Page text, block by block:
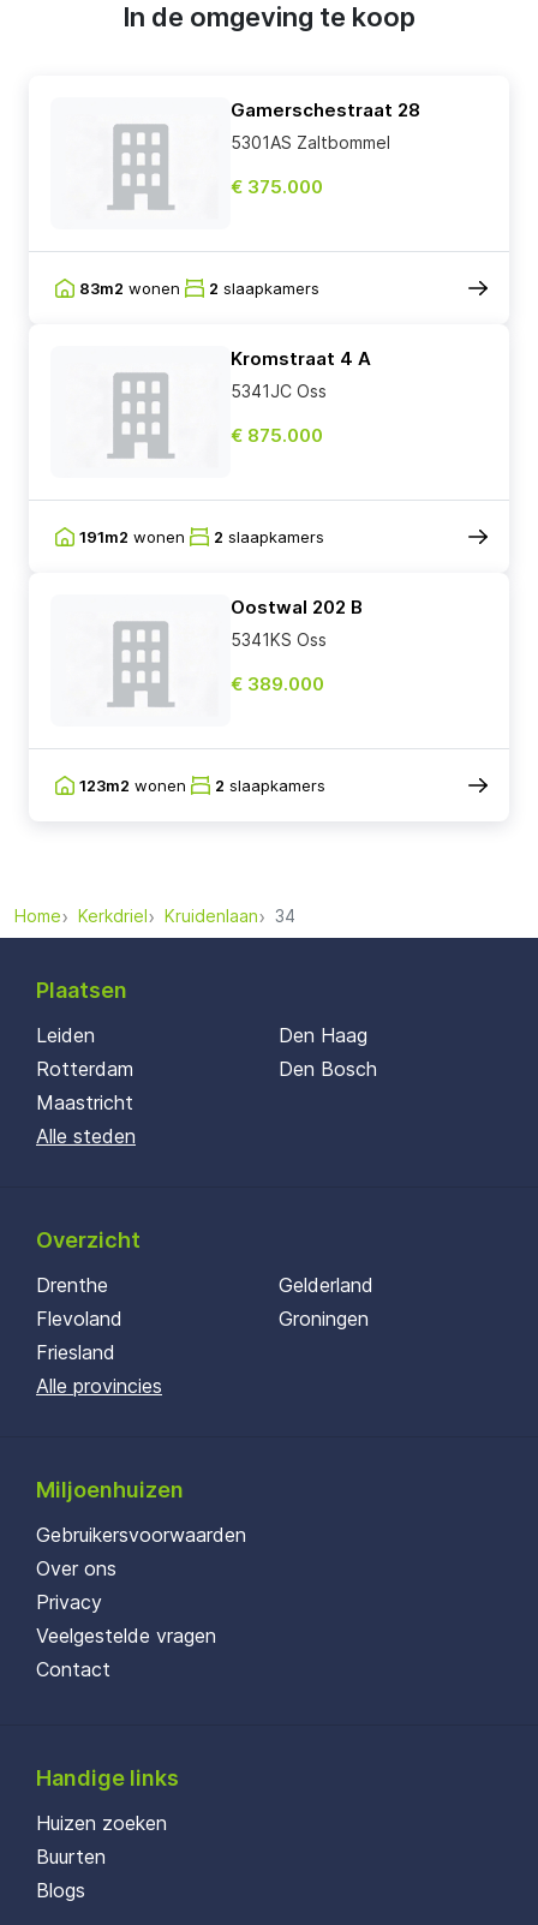
In de omgeving te koop
Gamerschestraat 28
5301AS Zaltbommel
€ 375.000
83m2 wonen 2 slaapkamers
Kromstraat 4 A
5341JC Oss
€ 875.000
191m2 wonen 2 slaapkamers
Oostwal 202 B
5341KS Oss
€ 389.000
123m2 wonen 2 slaapkamers
Home Kerkdriel Kruidenlaan 34
Plaatsen
Leiden
Rotterdam
Maastricht
Den Haag
Den Bosch
Alle steden
Overzicht
Drenthe
Flevoland
Friesland
Gelderland
Groningen
Alle provincies
Miljoenhuizen
Gebruikersvoorwaarden
Over ons
Privacy
Veelgestelde vragen
Contact
Handige links
Huizen zoeken
Buurten
Blogs